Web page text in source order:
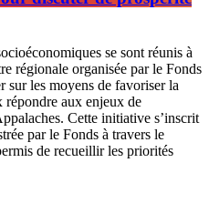
se sont réunis à
régionale organisée par le Fonds
sur les moyens de favoriser la
répondre aux enjeux de
Cette initiative s’inscrit
par le Fonds à travers le
de recueillir les priorités